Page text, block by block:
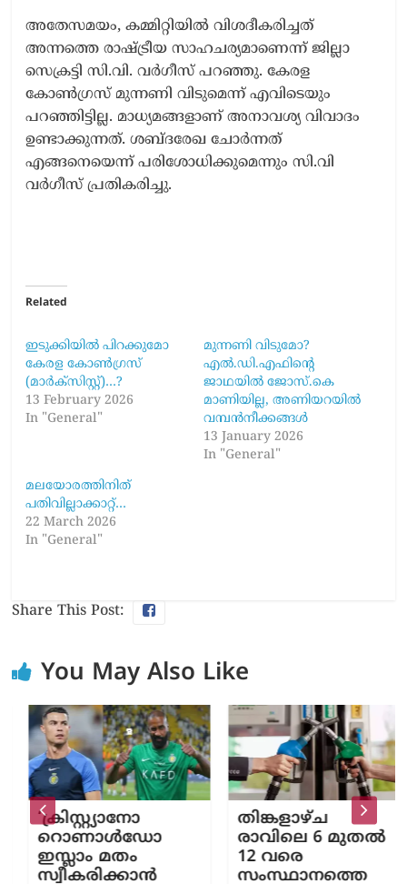
അതേസമയം, കമ്മിറ്റിയിൽ വിശദീകരിച്ചത്
അന്നത്തെ രാഷ്ട്രീയ സാഹചര്യമാണെന്ന് ജില്ലാ
സെക്രട്ടി സി.വി. വർഗീസ് പറഞ്ഞു. കേരള
കോൺഗ്രസ് മുന്നണി വിടുമെന്ന് എവിടെയും
പറഞ്ഞിട്ടില്ല. മാധ്യമങ്ങളാണ് അനാവശ്യ വിവാദം
ഉണ്ടാക്കുന്നത്. ശബ്ദരേഖ ചോർന്നത്
എങ്ങനെയെന്ന് പരിശോധിക്കുമെന്നും സി.വി
വർഗീസ് പ്രതികരിച്ചു.
Related
ഇടുക്കിയിൽ പിറക്കുമോ
കേരള കോൺഗ്രസ്
(മാർക്സിസ്റ്റ്)‍…?
13 February 2026
In "General"
മുന്നണി വിടുമോ?
എൽ.ഡി.എഫിന്‍റെ
ജാഥയിൽ ജോസ്.കെ
മാണിയില്ല, അണിയറയിൽ
വമ്പൻനീക്കങ്ങൾ
13 January 2026
In "General"
മലയോരത്തിനിത്
പതിവില്ലാക്കാറ്റ്…
22 March 2026
In "General"
Share This Post:
You May Also Like
‘ക്രിസ്റ്റ്യാനോ
റൊണാള്‍ഡോ
ഇസ്ലാം മതം
സ്വീകരിക്കാന്‍
തിങ്കളാഴ്ച
രാവിലെ 6 മുതല്‍
12 വരെ
സംസ്ഥാനത്തെ